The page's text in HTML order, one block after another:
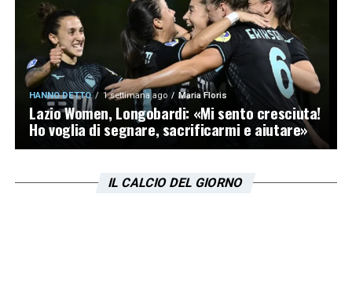
HANNO DETTO 1 settimana ago Maria Floris
Lazio Women, Longobardi: «Mi sento cresciuta!
Ho voglia di segnare, sacrificarmi e aiutare»
IL CALCIO DEL GIORNO